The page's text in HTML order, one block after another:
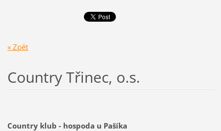
« Zpět
Country Třinec, o.s.
Country klub - hospoda u Pašíka